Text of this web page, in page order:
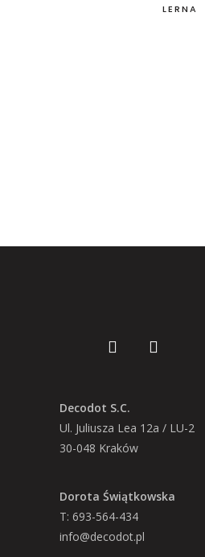
LERNA
Decodot S.C.
Ul. Juliusza Lea 12a / LU-2
30-048 Kraków
Dorota Świątkowska
T: 693-564-434
info@decodot.pl